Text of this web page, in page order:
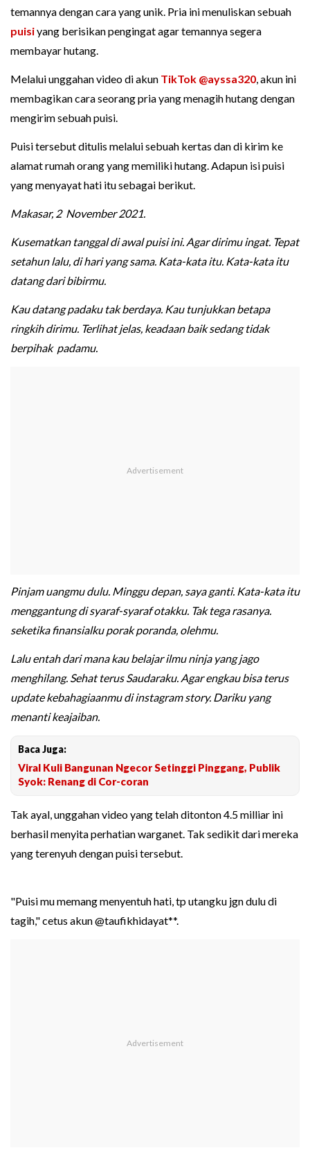
temannya dengan cara yang unik. Pria ini menuliskan sebuah
puisiyang berisikan pengingat agar temannya segera
membayar hutang.
Melalui unggahan video di akun TikTok @ayssa320, akun ini
membagikan cara seorang pria yang menagih hutang dengan
mengirim sebuah puisi.
Puisi tersebut ditulis melalui sebuah kertas dan di kirim ke
alamat rumah orang yang memiliki hutang. Adapun isi puisi
yang menyayat hati itu sebagai berikut.
Makasar, 2 November 2021.
Kusematkan tanggal di awal puisi ini. Agar dirimu ingat. Tepat
setahun lalu, di hari yang sama. Kata-kata itu. Kata-kata itu
datang dari bibirmu.
Kau datang padaku tak berdaya. Kau tunjukkan betapa
ringkih dirimu. Terlihat jelas, keadaan baik sedang tidak
berpihak padamu.
Pinjam uangmu dulu. Minggu depan, saya ganti. Kata-kata itu
menggantung di syaraf-syaraf otakku. Tak tega rasanya.
seketika finansialku porak poranda, olehmu.
Lalu entah dari mana kau belajar ilmu ninja yang jago
menghilang. Sehat terus Saudaraku. Agar engkau bisa terus
update kebahagiaanmu di instagram story. Dariku yang
menanti keajaiban.
Baca Juga:
Viral Kuli Bangunan Ngecor Setinggi Pinggang, Publik
Syok: Renang di Cor-coran
Tak ayal, unggahan video yang telah ditonton 4.5 milliar ini
berhasil menyita perhatian warganet. Tak sedikit dari mereka
yang terenyuh dengan puisi tersebut.
"Puisi mu memang menyentuh hati, tp utangku jgn dulu di
tagih," cetus akun @taufikhidayat**.